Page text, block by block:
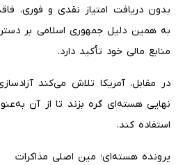
بدون دریافت امتیاز نقدی و فوری،
به همین دلیل جمهوری اسلامی بر
منابع مالی خود تأکید دارد.
در مقابل، آمریکا تلاش می‌کند
نهایی هسته‌ای گره بزند تا از آن
استفاده کند.
پرونده هسته‌ای؛ مین اصلی مذاکرات